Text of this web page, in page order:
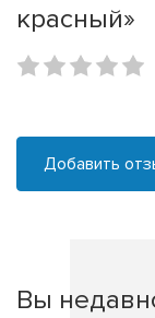
красный»
Добавить
Вы